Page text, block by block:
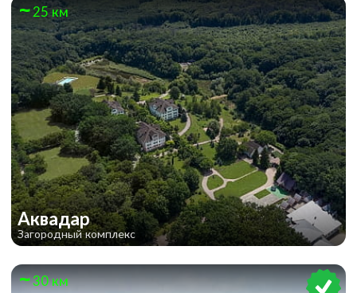
25 км
Аквадар
Загородный комплекс
30 км